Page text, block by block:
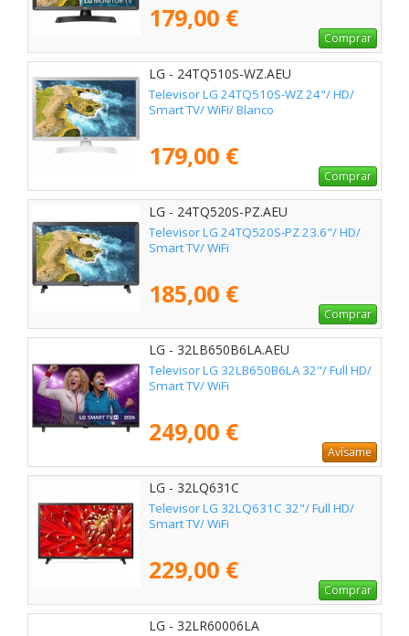
179,00 €
Comprar
LG - 24TQ510S-WZ.AEU
Televisor LG 24TQ510S-WZ 24"/ HD/
Smart TV/ WiFi/ Blanco
179,00 €
Comprar
LG - 24TQ520S-PZ.AEU
Televisor LG 24TQ520S-PZ 23.6"/ HD/
Smart TV/ WiFi
185,00 €
Comprar
LG - 32LB650B6LA.AEU
Televisor LG 32LB650B6LA 32"/ Full HD/
Smart TV/ WiFi
249,00 €
Avísame
LG - 32LQ631C
Televisor LG 32LQ631C 32"/ Full HD/
Smart TV/ WiFi
229,00 €
Comprar
LG - 32LR60006LA